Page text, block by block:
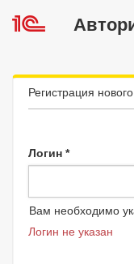
Регистрация
Логин *
Вам необходимо
Логин не указан